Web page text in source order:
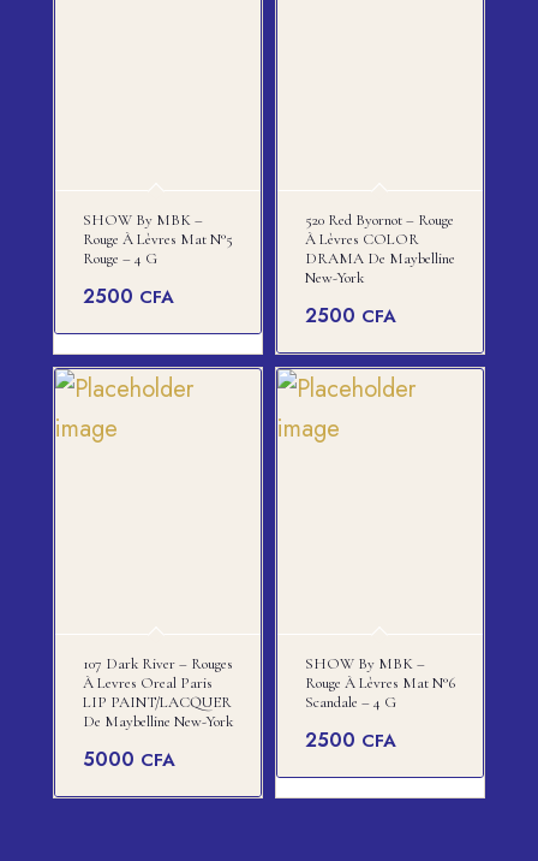
SHOW By MBK –
Rouge À Lèvres Mat N°5
Rouge – 4 G
2500 CFA
520 Red Byornot – Rouge
À Lèvres COLOR
DRAMA De Maybelline
New-York
2500 CFA
107 Dark River – Rouges
À Levres Oreal Paris
LIP PAINT/LACQUER
De Maybelline New-York
5000 CFA
SHOW By MBK –
Rouge À Lèvres Mat N°6
Scandale – 4 G
2500 CFA